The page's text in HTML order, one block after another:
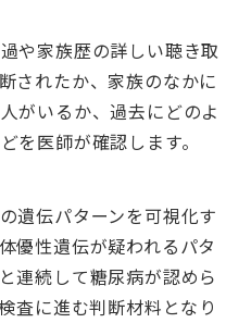
や家族歴の詳しい聴き取
されたか、家族のなかに
がいるか、過去にどのよ
を医師が確認します。
遺伝パターンを可視化す
優性遺伝が疑われるパタ
連続して糖尿病が認めら
査に進む判断材料となり